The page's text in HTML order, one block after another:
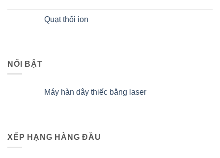
Quạt thổi ion
NỔI BẬT
Máy hàn dây thiếc bằng laser
XẾP HẠNG HÀNG ĐẦU